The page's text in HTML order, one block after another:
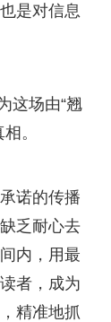
是对信息
这场由“翘
。
诺的传播
乏耐心去
内，用最
者，成为
精准地抓